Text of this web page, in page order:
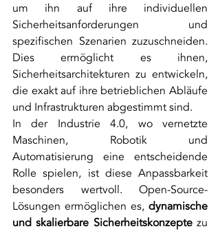
um ihn auf ihre individuellen
Sicherheitsanforderungen und
spezifischen Szenarien zuzuschneiden.
Dies ermöglicht es ihnen,
Sicherheitsarchitekturen zu entwickeln,
die exakt auf ihre betrieblichen Abläufe
und Infrastrukturen abgestimmt sind.
In der Industrie 4.0, wo vernetzte
Maschinen, Robotik und
Automatisierung eine entscheidende
Rolle spielen, ist diese Anpassbarkeit
besonders wertvoll. Open-Source-
Lösungen ermöglichen es, dynamische
und skalierbare Sicherheitskonzepte zu